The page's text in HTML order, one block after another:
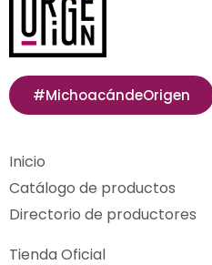
#MichoacándeOrigen
Inicio
Catálogo de productos
Directorio de productores
Tienda Oficial